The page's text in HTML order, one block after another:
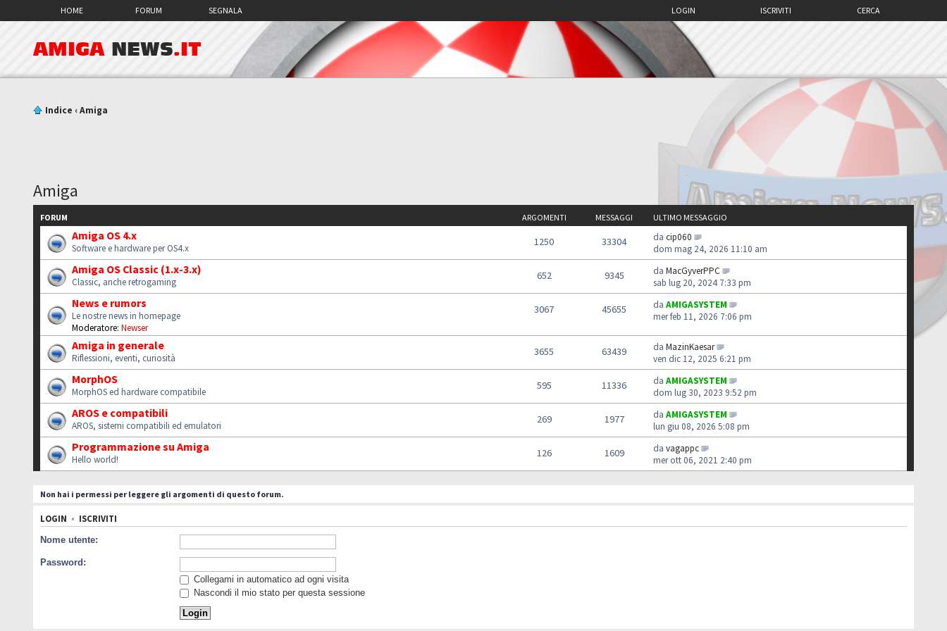
HOME FORUM SEGNALA CERCA
ISCRIVITI
LOGIN
AMIGA NEWS.IT
Indice ‹Amiga
Amiga
FORUM ARGOMENTI MESSAGGI ULTIMO MESSAGGIO
Amiga OS 4.x
Software e hardware per OS4.x
1250 33304 da cip060
dom mag 24, 2026 11:10 am
Amiga OS Classic (1.x-3.x)
Classic, anche retrogaming
652 9345 da MacGyverPPC
sab lug 20, 2024 7:33 pm
News e rumors
Le nostre news in homepage
Moderatore: Newser
3067 45655 da AMIGASYSTEM
mer feb 11, 2026 7:06 pm
Amiga in generale
Riflessioni, eventi, curiosità
3655 63439 da MazinKaesar
ven dic 12, 2025 6:21 pm
MorphOS
MorphOS ed hardware compatibile
595 11336 da AMIGASYSTEM
dom lug 30, 2023 9:52 pm
AROS e compatibili
AROS, sistemi compatibili ed emulatori
269 1977 da AMIGASYSTEM
lun giu 08, 2026 5:08 pm
Programmazione su Amiga
Hello world!
126 1609 da vagappc
mer ott 06, 2021 2:40 pm
Non hai i permessi per leggere gli argomenti di questo forum.
LOGIN • ISCRIVITI
Nome utente:
Password:
Collegami in automatico ad ogni visita
Nascondi il mio stato per questa sessione